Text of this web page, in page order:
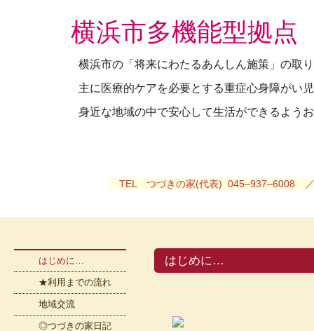
横浜市多機能型拠
横浜市の「将来にわたるあんしん施策」の取
主に医療的ケアを必要とする重症心身障がい
身近な地域の中で安心して生活ができるよう
TEL つづきの家(代表) 045–937–6008
はじめに…
はじめに…
★利用までの流れ
地域交流
◎つづきの家日記